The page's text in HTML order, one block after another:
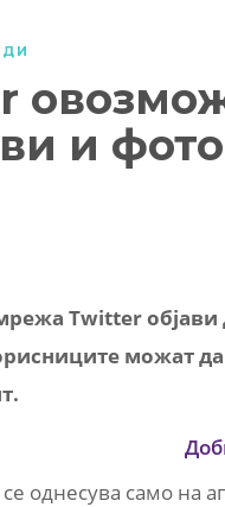
и
Twitter
можат
однесува само на